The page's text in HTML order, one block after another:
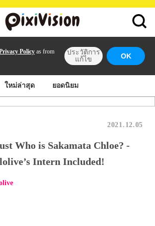
Policy as from
ประวัติการ
แก้ไข
OK
ใหม่ล่าสุด ยอดนิยม
2021.12.05
Who is Sakamata Chloe? -
Intern Included!